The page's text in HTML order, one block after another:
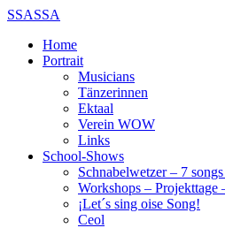
SSASSA
Home
Portrait
Musicians
Tänzerinnen
Ektaal
Verein WOW
Links
School-Shows
Schnabelwetzer – 7
Workshops – Projekttage
¡Let´s sing oise Song!
Ceol